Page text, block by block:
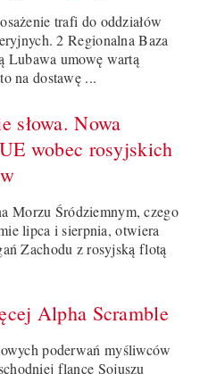
trafi do oddziałów
2 Regionalna Baza
Lubawa umowę wartą
na dostawę ...
słowa. Nowa
wobec rosyjskich
Morzu Śródziemnym, czego
lipca i sierpnia, otwiera
Zachodu z rosyjską flotą
Alpha Scramble
poderwań myśliwców
flance Sojuszu